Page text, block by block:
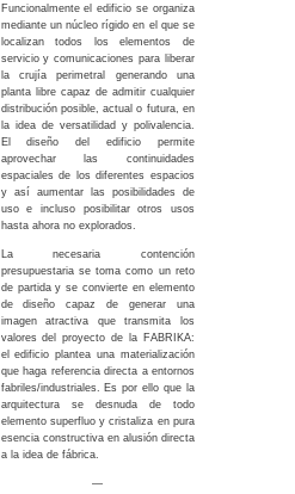
Funcionalmente el edificio se organiza
mediante un núcleo rígido en el que se
localizan todos los elementos de
servicio y comunicaciones para liberar
la crujía perimetral generando una
planta libre capaz de admitir cualquier
distribución posible, actual o futura, en
la idea de versatilidad y polivalencia.
El diseño del edificio permite
aprovechar las continuidades
espaciales de los diferentes espacios
y así aumentar las posibilidades de
uso e incluso posibilitar otros usos
hasta ahora no explorados.
La necesaria contención
presupuestaria se toma como un reto
de partida y se convierte en elemento
de diseño capaz de generar una
imagen atractiva que transmita los
valores del proyecto de la FABRIKA:
el edificio plantea una materialización
que haga referencia directa a entornos
fabriles/industriales. Es por ello que la
arquitectura se desnuda de todo
elemento superfluo y cristaliza en pura
esencia constructiva en alusión directa
a la idea de fábrica.
—